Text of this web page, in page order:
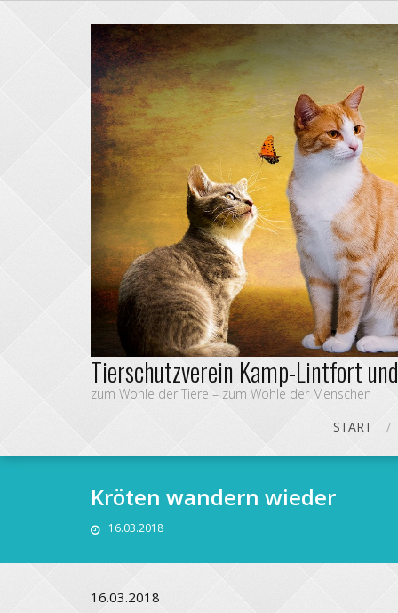
Tierschutzverein Kamp-Lintfort
zum Wohle der Tiere – zum Wohle der Menschen
START
Kröten wandern wieder
16.03.2018
16.03.2018